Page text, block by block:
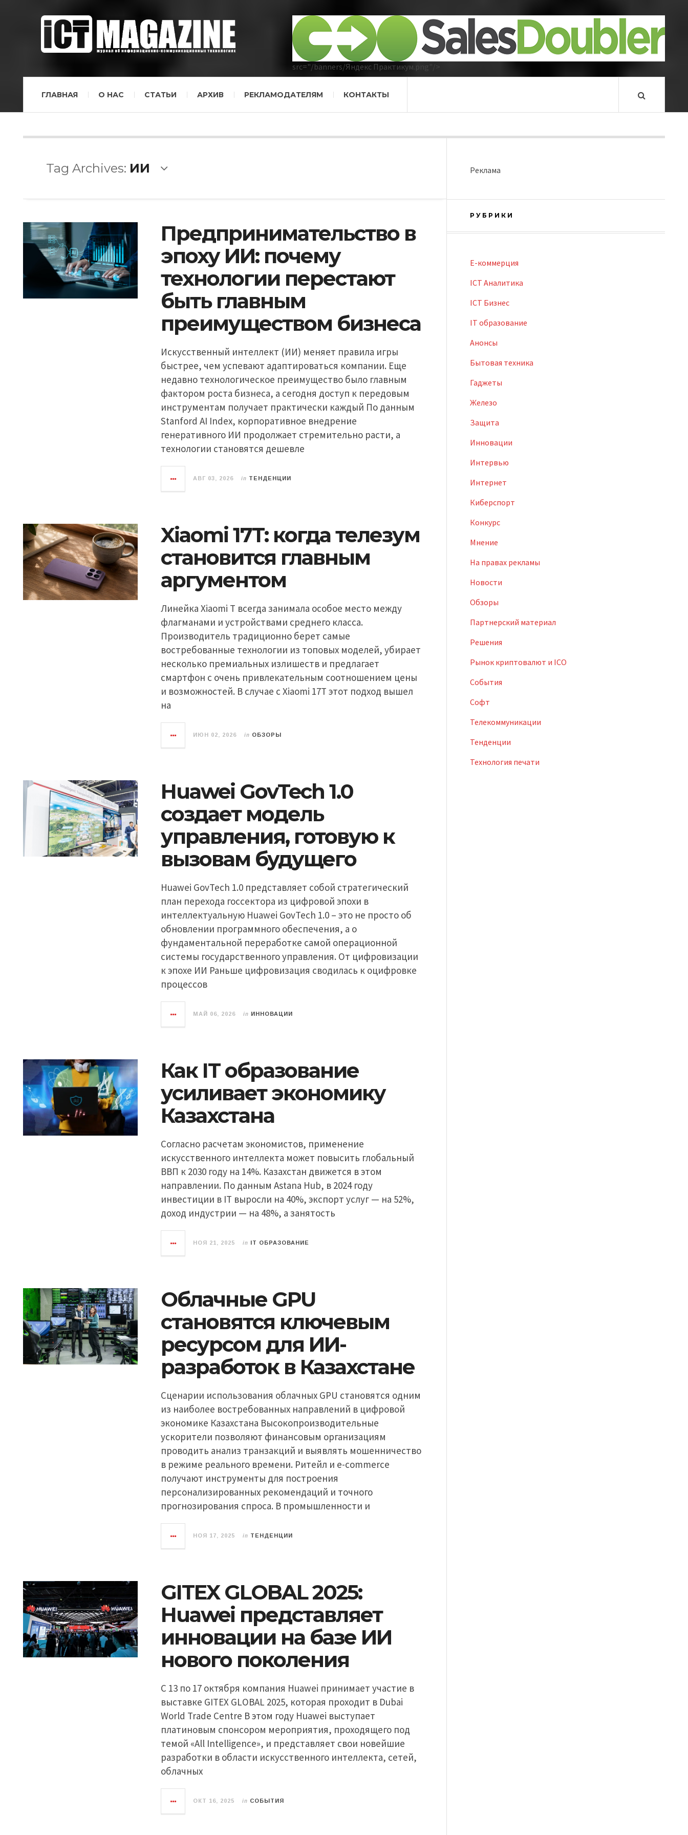
src="/banners/Яндекс Практикум.png"/>
ГЛАВНАЯ О НАС СТАТЬИ АРХИВ РЕКЛАМОДАТЕЛЯМ КОНТАКТЫ
Tag Archives: ИИ
Предпринимательство в
эпоху ИИ: почему
технологии перестают
быть главным
преимуществом бизнеса
Искусственный интеллект (ИИ) меняет правила игры
быстрее, чем успевают адаптироваться компании. Еще
недавно технологическое преимущество было главным
фактором роста бизнеса, а сегодня доступ к передовым
инструментам получает практически каждый По данным
Stanford AI Index, корпоративное внедрение
генеративного ИИ продолжает стремительно расти, а
технологии становятся дешевле
АВГ 03, 2026 in ТЕНДЕНЦИИ
Xiaomi 17T: когда телезум
становится главным
аргументом
Линейка Xiaomi T всегда занимала особое место между
флагманами и устройствами среднего класса.
Производитель традиционно берет самые
востребованные технологии из топовых моделей, убирает
несколько премиальных излишеств и предлагает
смартфон с очень привлекательным соотношением цены
и возможностей. В случае с Xiaomi 17T этот подход вышел
на
ИЮН 02, 2026 in ОБЗОРЫ
Huawei GovTech 1.0
создает модель
управления, готовую к
вызовам будущего
Huawei GovTech 1.0 представляет собой стратегический
план перехода госсектора из цифровой эпохи в
интеллектуальную Huawei GovTech 1.0 – это не просто об
обновлении программного обеспечения, а о
фундаментальной переработке самой операционной
системы государственного управления. От цифровизации
к эпохе ИИ Раньше цифровизация сводилась к оцифровке
процессов
МАЙ 06, 2026 in ИННОВАЦИИ
Как IT образование
усиливает экономику
Казахстана
Согласно расчетам экономистов, применение
искусственного интеллекта может повысить глобальный
ВВП к 2030 году на 14%. Казахстан движется в этом
направлении. По данным Astana Hub, в 2024 году
инвестиции в IT выросли на 40%, экспорт услуг — на 52%,
доход индустрии — на 48%, а занятость
НОЯ 21, 2025 in IT ОБРАЗОВАНИЕ
Облачные GPU
становятся ключевым
ресурсом для ИИ-
разработок в Казахстане
Сценарии использования облачных GPU становятся одним
из наиболее востребованных направлений в цифровой
экономике Казахстана Высокопроизводительные
ускорители позволяют финансовым организациям
проводить анализ транзакций и выявлять мошенничество
в режиме реального времени. Ритейл и e-commerce
получают инструменты для построения
персонализированных рекомендаций и точного
прогнозирования спроса. В промышленности и
НОЯ 17, 2025 in ТЕНДЕНЦИИ
GITEX GLOBAL 2025:
Huawei представляет
инновации на базе ИИ
нового поколения
С 13 по 17 октября компания Huawei принимает участие в
выставке GITEX GLOBAL 2025, которая проходит в Dubai
World Trade Centre В этом году Huawei выступает
платиновым спонсором мероприятия, проходящего под
темой «All Intelligence», и представляет свои новейшие
разработки в области искусственного интеллекта, сетей,
облачных
ОКТ 16, 2025 in СОБЫТИЯ
Реклама
РУБРИКИ
E-коммерция
ICT Аналитика
ICT Бизнес
IT образование
Анонсы
Бытовая техника
Гаджеты
Железо
Защита
Инновации
Интервью
Интернет
Киберспорт
Конкурс
Мнение
На правах рекламы
Новости
Обзоры
Партнерский материал
Решения
Рынок криптовалют и ICO
События
Софт
Телекоммуникации
Тенденции
Технология печати